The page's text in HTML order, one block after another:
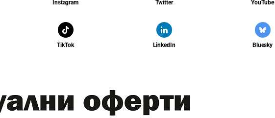
Instagram Twitter YouTube
TikTok LinkedIn Bluesky